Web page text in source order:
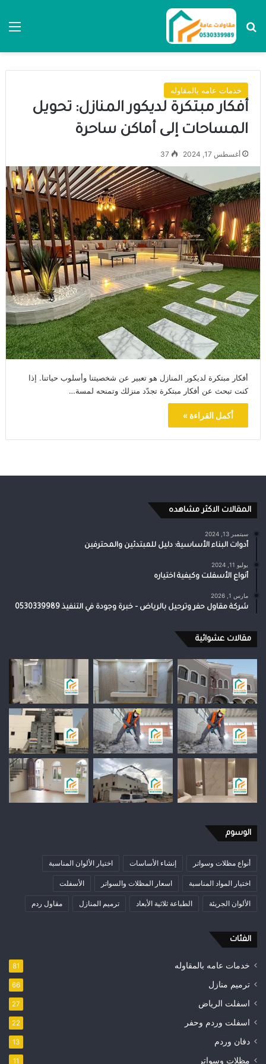
بحث عن
خدمات عامه بالمقاوله
أفكار مبتكرة لديكور المنازل: تحويل
المساحات إلى أماكن ساحرة
أغسطس 17, 2024 37
أفكار مبتكرة لديكور المنازل هو تعبير عن شخصيتنا وأسلوب حياتنا. إذا
كنت تبحث عن أفكار مبتكرة تجدّد منزلك وتمنحه لمسة…
أكمل القراءة »
المقالات الاكثر مشاهده
سبتمبر 13, 2024
أدوات البناء الأساسية: دليل للمبتدئين والمحترفين
يوليو 11, 2024
أنواع الأسفلت وكيفية اختياره
مارس 1, 2026
شركة مقاول حفر وترحيل بالرياض – خبرة وجودة في التنفيذ 0530339989
مقالات عشوائية
الوسوم
أنواع مظلات وسواتر إنشاء الأساسات اختيار الألوان المناسبة
اختيار المواد المناسبة اسعار المظلات والسواتر الأسفلت
الألوان الجريئة الطباعة ثلاثية الأبعاد ترميم المنازل مقاول ردم
الفئات
خدمات عامه بالمقاوله 81
ترميم منازل 66
اسفلت الرياض 27
اسفلت وردم وحفر 22
دفان وردم 13
مظلات وسواتر 11